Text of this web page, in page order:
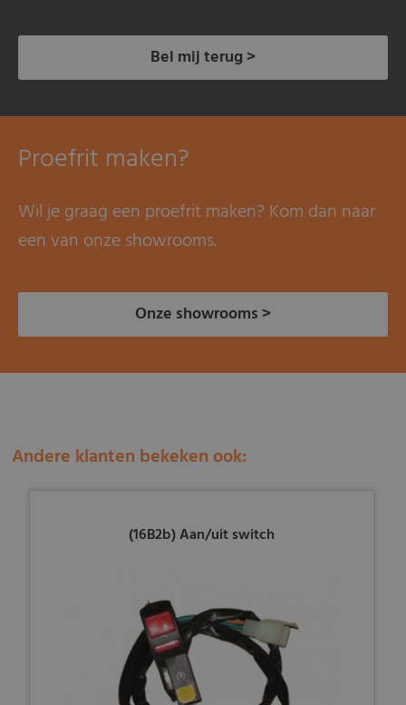
Bel mij terug >
Proefrit maken?
Wil je graag een proefrit maken? Kom dan naar
een van onze showrooms.
Onze showrooms >
Andere klanten bekeken ook:
(16B2b) Aan/uit switch